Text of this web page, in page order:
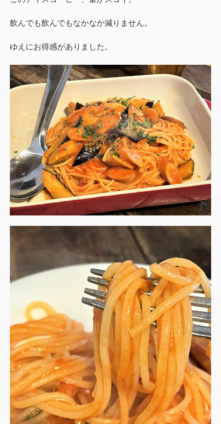
飲んでも飲んでもなかなか減りません。
ゆえにお得感がありました。